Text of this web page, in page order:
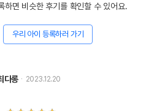
하면 비슷한 후기를 확인할 수 있어요.
우리 아이 등록하러 가기
다롱 2023.12.20